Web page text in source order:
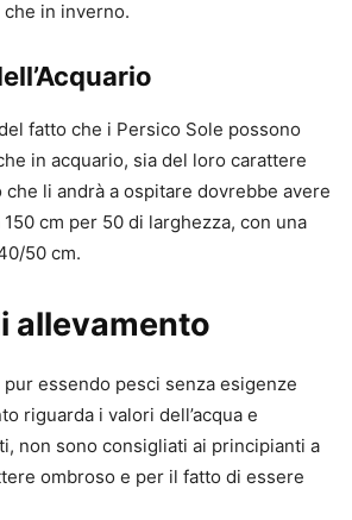
in inverno.
fatto che i Persico Sole possono
in acquario, sia del loro carattere
che li andrà a ospitare dovrebbe avere
cm per 50 di larghezza, con una
50 cm.
allevamento
pur essendo pesci senza esigenze
riguarda i valori dell’acqua e
non sono consigliati ai principianti a
ombroso e per il fatto di essere